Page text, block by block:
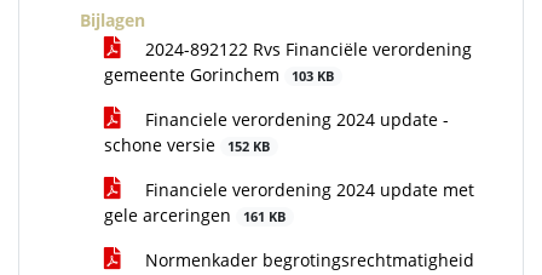
Bijlagen
2024-892122 Rvs Financiële verordening
gemeente Gorinchem
103 KB
Financiele verordening 2024 update -
schone versie
152 KB
Financiele verordening 2024 update met
gele arceringen
161 KB
Normenkader begrotingsrechtmatigheid